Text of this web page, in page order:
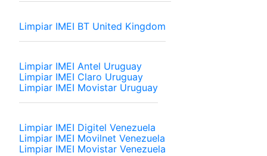
Limpiar IMEI BT United Kingdom
Limpiar IMEI Antel Uruguay
Limpiar IMEI Claro Uruguay
Limpiar IMEI Movistar Uruguay
Limpiar IMEI Digitel Venezuela
Limpiar IMEI Movilnet Venezuela
Limpiar IMEI Movistar Venezuela